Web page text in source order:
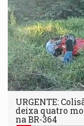
URGENTE:
deixa quatro
na BR-364